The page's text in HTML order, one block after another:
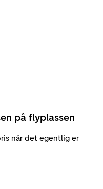
på flyplassen
når det egentlig er